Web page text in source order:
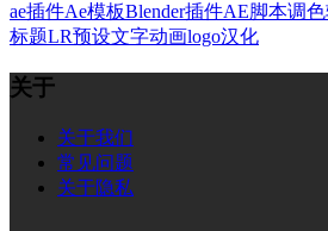
ae插件Ae模板Blender插件AE脚本调色
标题LR预设文字动画logo汉化
关于
关于我们
常见问题
关于隐私